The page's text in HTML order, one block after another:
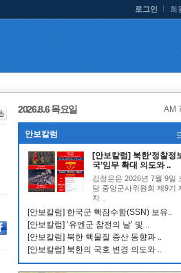
로그인 회
2026.8.6 목요일 AM
안보칼럼
[안보칼럼] 북한‘정찰정
국’임무 확대 의도와 ..
김정은은 2026년 7월 9일
당 중앙군사위원회 제9기
차 ..
[안보칼럼] 한국군 핵잠수함(SSN) 보유..
[안보칼럼] ‘유엔군 참전의 날’ 및 ..
[안보칼럼] 북한 핵물질 증산 동향과 ..
[안보칼럼] 북한의 국호 변경 의도와 ..